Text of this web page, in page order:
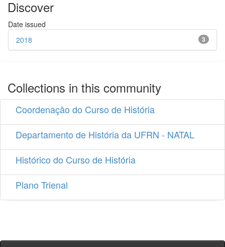
Discover
Date issued
3
2018
Collections in this community
Coordenação do Curso de História
Departamento de História da UFRN - NATAL
Histórico do Curso de História
Plano Trienal